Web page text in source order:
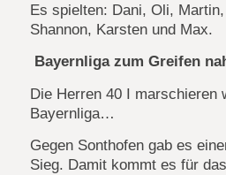
Es spielten: Dani, Oli,
Shannon, Karsten und Max.
Bayernliga zum Greifen
Die Herren 40 I marschieren
Bayernliga…
Gegen Sonthofen gab es
Sieg. Damit kommt es für